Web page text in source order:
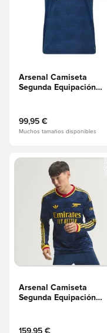
Arsenal Camiseta
Segunda Equipación
99,95 €
Muchos tamaños disponibles
Abre un modal para
Arsenal Camiseta
Segunda Equipación
159,95 €